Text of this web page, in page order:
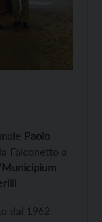
Paolo
Falconetto a
.
dal 1962